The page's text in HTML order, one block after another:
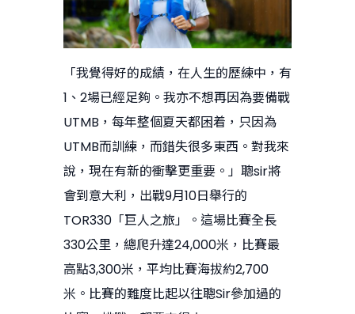
「我覺得好的成績，在人生的歷練中，有
1、2場已經足夠。我亦不想再因為要備戰
UTMB，每年整個夏天都困着，只因為
UTMB而訓練，而錯失很多東西。對我來
說，現在有新的衝擊更重要。」聰sir將
會到意大利，出戰9月10日舉行的
TOR330「巨人之旅」。這場比賽全長
330公里，總爬升達24,000米，比賽最
高點3,300米，平均比賽海拔約2,700
米。比賽的難度比起以往聰Sir參加過的